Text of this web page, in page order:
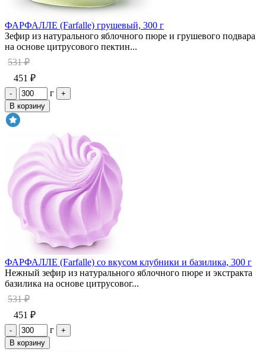
ФАРФАЛЛЕ (Farfalle) грушевый, 300 г
Зефир из натурального яблочного пюре и грушевого подвара
на основе цитрусового пектин...
531 ₽
451 ₽
- г
+
В корзину
ФАРФАЛЛЕ (Farfalle) со вкусом клубники и базилика, 300 г
Нежный зефир из натурального яблочного пюре и экстракта
базилика на основе цитрусовог...
531 ₽
451 ₽
- г
+
В корзину